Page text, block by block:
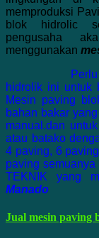
memproduksi
blok hidrolic
pengusaha
menggunakan
hidrolik ini untuk
Mesin paving
bahan bakar
manual.dan
atau batako
4 paving, 6
paving
TEKNIK yang
Manado
Jual mesin paving